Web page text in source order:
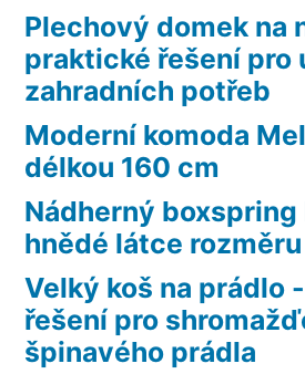
Plechový domek na
praktické řešení pro
zahradních potřeb
Moderní komoda
délkou 160 cm
Nádherný boxspring
hnědé látce
Velký koš na prádlo
řešení pro
špinavého prádla